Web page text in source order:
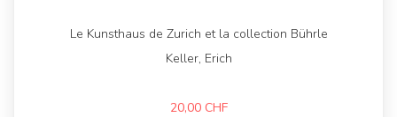
Le Kunsthaus de Zurich et la collection Bührle
Keller, Erich
20,00 CHF